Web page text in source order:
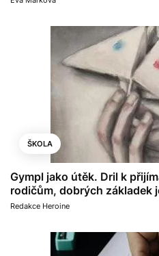
ŠKOLA
Gympl jako útěk. Dril k
rodičům, dobrých základek
Redakce Heroine